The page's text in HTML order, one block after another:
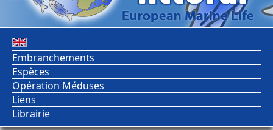
Embranchements
Espèces
Opération Méduses
Liens
Librairie